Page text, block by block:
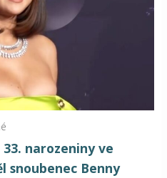
narozeniny ve
snoubenec Benny